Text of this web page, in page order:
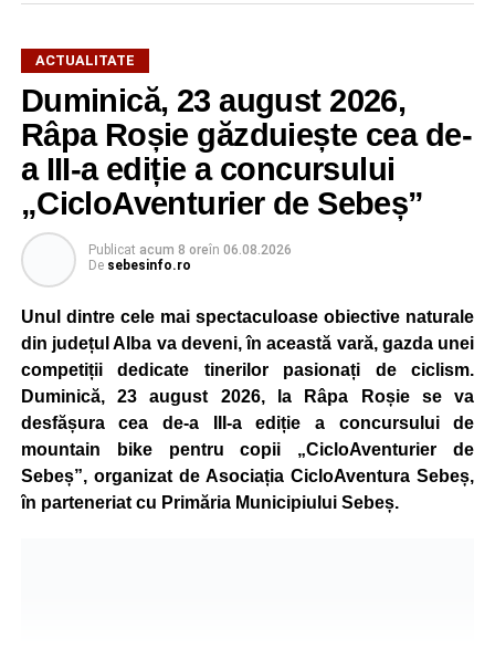
ACTUALITATE
Duminică, 23 august 2026,
Râpa Roșie găzduiește cea de-
a III-a ediție a concursului
„CicloAventurier de Sebeș”
Publicat acum 8 oreîn 06.08.2026
De sebesinfo.ro
Unul dintre cele mai spectaculoase obiective naturale
din județul Alba va deveni, în această vară, gazda unei
competiții dedicate tinerilor pasionați de ciclism.
Duminică, 23 august 2026, la Râpa Roșie se va
desfășura cea de-a III-a ediție a concursului de
mountain bike pentru copii „CicloAventurier de
Sebeș”, organizat de Asociația CicloAventura Sebeș,
în parteneriat cu Primăria Municipiului Sebeș.